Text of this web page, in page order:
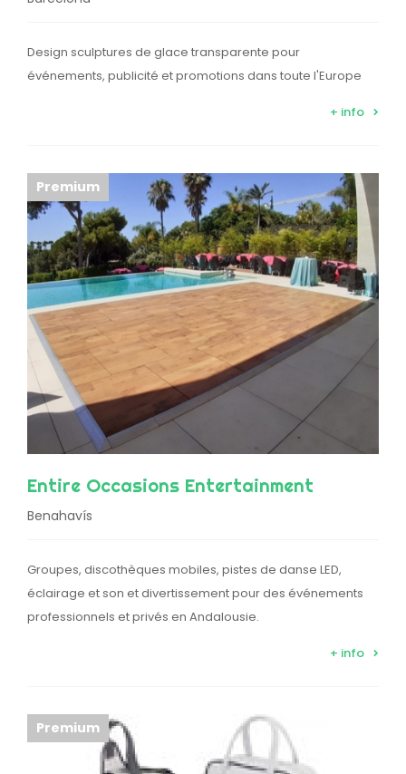
Design sculptures de glace transparente pour
événements, publicité et promotions dans toute l'Europe
+ info
Premium
Entire Occasions Entertainment
Benahavís
Groupes, discothèques mobiles, pistes de danse LED,
éclairage et son et divertissement pour des événements
professionnels et privés en Andalousie.
+ info
Premium